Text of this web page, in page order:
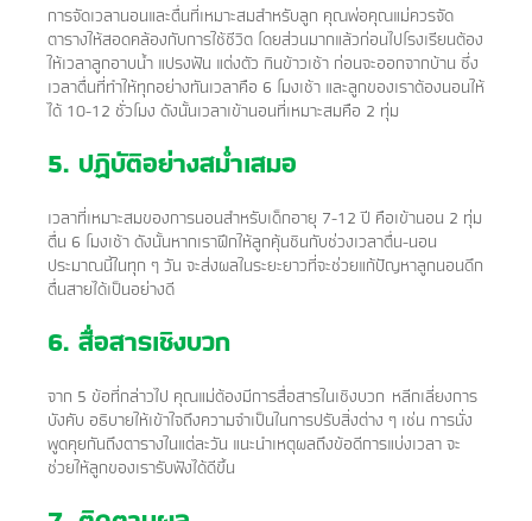
การจัดเวลานอนและตื่นที่เหมาะสมสำหรับลูก คุณพ่อคุณแม่ควรจัด
ตารางให้สอดคล้องกับการใช้ชีวิต โดยส่วนมากแล้วก่อนไปโรงเรียนต้อง
ให้เวลาลูกอาบน้ำ แปรงฟัน แต่งตัว กินข้าวเช้า ก่อนจะออกจากบ้าน ซึ่ง
เวลาตื่นที่ทำให้ทุกอย่างทันเวลาคือ 6 โมงเช้า และลูกของเราต้องนอนให้
ได้ 10-12 ชั่วโมง ดังนั้นเวลาเข้านอนที่เหมาะสมคือ 2 ทุ่ม
5. ปฏิบัติอย่างสม่ำเสมอ
เวลาที่เหมาะสมของการนอนสำหรับเด็กอายุ 7-12 ปี คือเข้านอน 2 ทุ่ม
ตื่น 6 โมงเช้า ดังนั้นหากเราฝึกให้ลูกคุ้นชินกับช่วงเวลาตื่น-นอน
ประมาณนี้ในทุก ๆ วัน จะส่งผลในระยะยาวที่จะช่วยแก้ปัญหาลูกนอนดึก
ตื่นสายได้เป็นอย่างดี
6. สื่อสารเชิงบวก
จาก 5 ข้อที่กล่าวไป คุณแม่ต้องมีการสื่อสารในเชิงบวก หลีกเลี่ยงการ
บังคับ อธิบายให้เข้าใจถึงความจำเป็นในการปรับสิ่งต่าง ๆ เช่น การนั่ง
พูดคุยกันถึงตารางในแต่ละวัน แนะนำเหตุผลถึงข้อดีการแบ่งเวลา จะ
ช่วยให้ลูกของเรารับฟังได้ดีขึ้น